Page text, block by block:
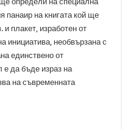
панаир на книгата кой ще
и плакет, изработен от
инициатива, необвързана с
единствено от
е да бъде израз на
на съвременната